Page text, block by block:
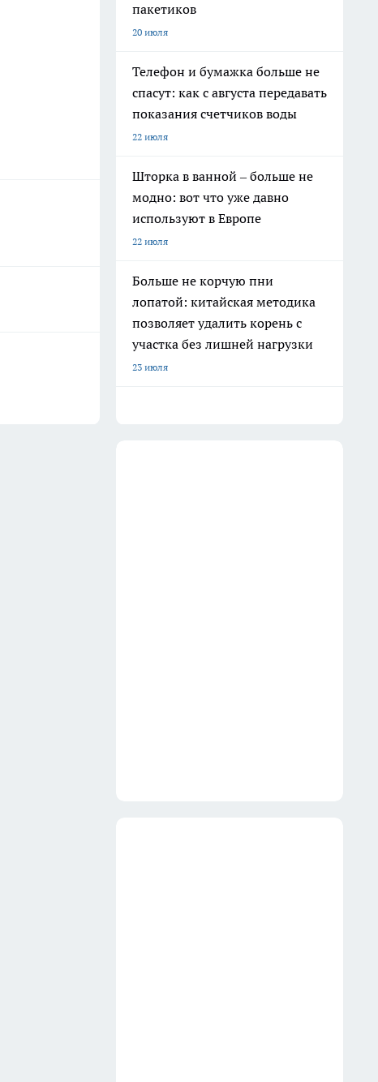
пакетиков
20 июля
Телефон и бумажка больше не
спасут: как с августа передавать
показания счетчиков воды
22 июля
Шторка в ванной – больше не
модно: вот что уже давно
используют в Европе
22 июля
Больше не корчую пни
лопатой: китайская методика
позволяет удалить корень с
участка без лишней нагрузки
23 июля